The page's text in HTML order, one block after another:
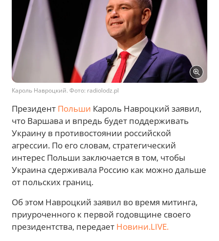
Кароль Навроцкий. Фото: radiolodz.pl
Президент Польши Кароль Навроцкий заявил,
что Варшава и впредь будет поддерживать
Украину в противостоянии российской
агрессии. По его словам, стратегический
интерес Польши заключается в том, чтобы
Украина сдерживала Россию как можно дальше
от польских границ.
Об этом Навроцкий заявил во время митинга,
приуроченного к первой годовщине своего
президентства, передает Новини.LIVE.